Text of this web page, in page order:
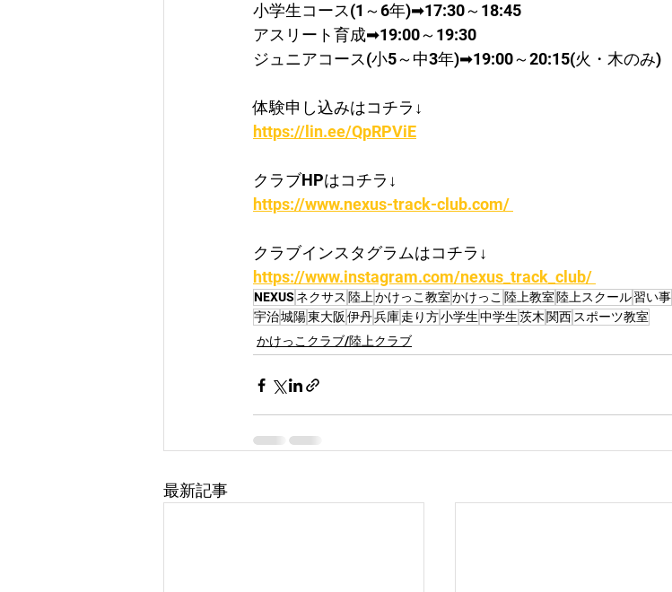
​小学生コース(1～6年)➡17:30～18:45
​アスリート育成➡19:00～19:30
ジュニアコース(小5～中3年)➡19:00～20:15(火・木のみ)
体験申し込みはコチラ↓
https://lin.ee/QpRPViE
クラブHPはコチラ↓
https://www.nexus-track-club.com/
クラブインスタグラムはコチラ↓
https://www.instagram.com/nexus_track_club/
NEXUS ネクサス 陸上かけっこ教室かけっこ 陸上教室 陸上スクール習い事
宇治城陽東大阪 伊丹兵庫走り方小学生中学生茨木 関西 スポーツ教室
かけっこクラブ/陸上クラブ
最新記事